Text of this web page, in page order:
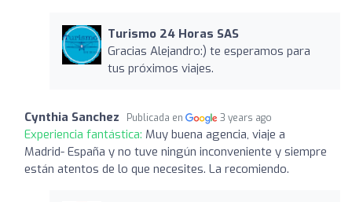
Turismo 24 Horas SAS
Gracias Alejandro:) te esperamos para
tus próximos viajes.
Cynthia Sanchez Publicada en 3 years ago
Experiencia fantástica: Muy buena agencia, viaje a
Madrid- España y no tuve ningún inconveniente y siempre
están atentos de lo que necesites. La recomiendo.